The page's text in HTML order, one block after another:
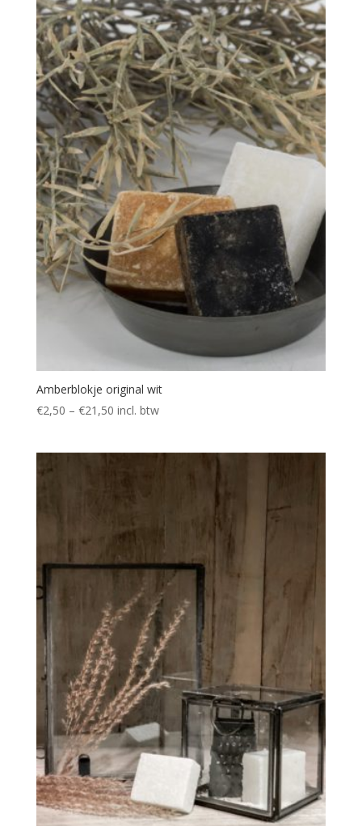
Amberblokje original wit
€2,50 – €21,50 incl. btw